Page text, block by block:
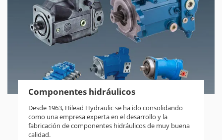
Componentes hidráulicos
Desde 1963, Hilead Hydraulic se ha ido consolidando
como una empresa experta en el desarrollo y la
fabricación de componentes hidráulicos de muy buena
calidad.